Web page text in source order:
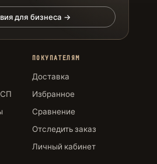
для бизнеса →
ПОКУПАТЕЛЯМ
Доставка
Избранное
Сравнение
Отследить заказ
Личный кабинет